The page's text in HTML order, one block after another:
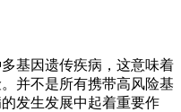
基因遗传疾病，这意味着
并不是所有携带高风险基
发生发展中起着重要作